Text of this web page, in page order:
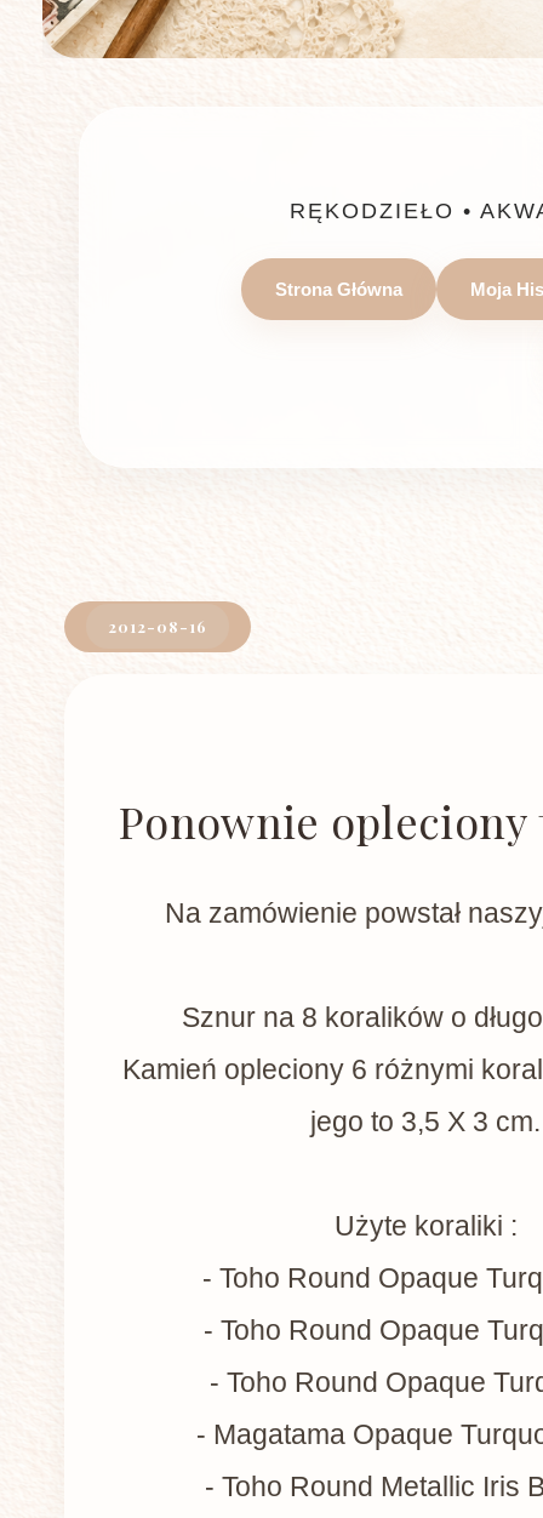
RĘKODZIEŁO •
Strona Główna Moja
2012-08-16
Ponownie
Na zamówienie powstał
Sznur na 8 koralików o
Kamień opleciony 6 różnymi
jego to 3,5 X 3 cm.
Użyte koraliki :
- Toho Round Opaque
- Toho Round Opaque
- Toho Round Opaque
- Magatama Opaque
- Toho Round Metallic Iris